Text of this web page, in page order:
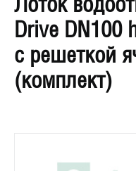
Drive DN100
с решеткой
(комплект)